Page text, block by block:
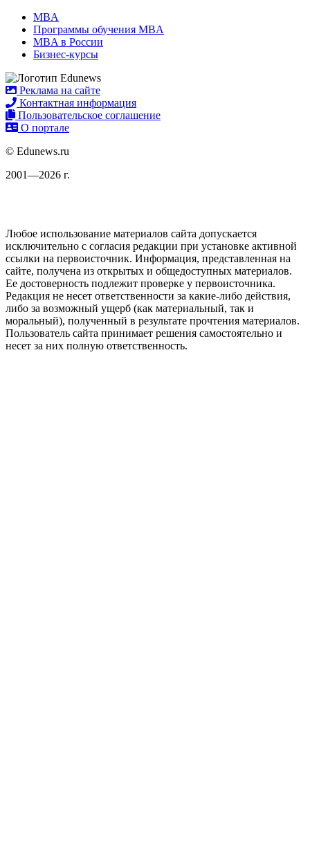
MBA
Программы обучения MBA
MBA в России
Бизнес-курсы
Реклама на сайте
Контактная информация
Пользовательское соглашение
О портале
© Edunews.ru
2001—2026 г.
Любое использование материалов сайта допускается
исключительно с согласия редакции при установке активной
ссылки на первоисточник. Информация, представленная на
сайте, получена из открытых и общедоступных материалов.
Ее достоверность подлежит проверке у первоисточника.
Редакция не несет ответственности за какие-либо действия,
либо за возможный ущерб (как материальный, так и
моральный), полученный в результате прочтения материалов.
Пользователь сайта принимает решения самостоятельно и
несет за них полную ответственность.